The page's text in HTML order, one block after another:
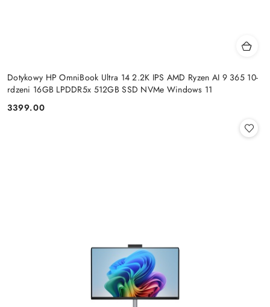
Dotykowy HP OmniBook Ultra 14 2.2K IPS AMD Ryzen AI 9 365 10-
rdzeni 16GB LPDDR5x 512GB SSD NVMe Windows 11
Cena:
3399.00